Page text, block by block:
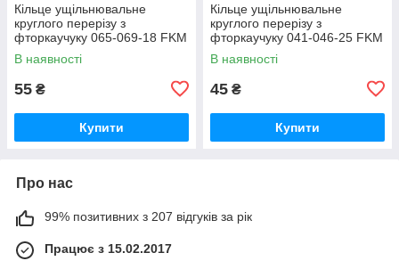
Кільце ущільнювальне
круглого перерізу з
фторкаучуку 065-069-18 FKM
зелене термостійке
В наявності
55 ₴
Купити
Кільце ущільнювальне
круглого перерізу з
фторкаучуку 041-046-25 FKM
зелене термостійке
В наявності
45 ₴
Купити
Про нас
99% позитивних з 207 відгуків за рік
Працює з 15.02.2017